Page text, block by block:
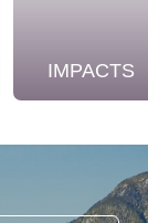
IMPACTS